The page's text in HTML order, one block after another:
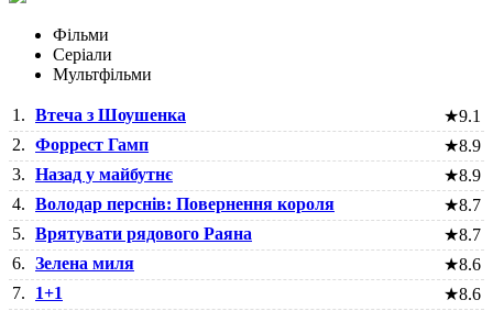
Фільми
Серіали
Мультфільми
1. Втеча з Шоушенка ★9.1
2. Форрест Гамп ★8.9
3. Назад у майбутнє ★8.9
4. Володар перснів: Повернення короля ★8.7
5. Врятувати рядового Раяна ★8.7
6. Зелена миля ★8.6
7.
1+1 ★8.6